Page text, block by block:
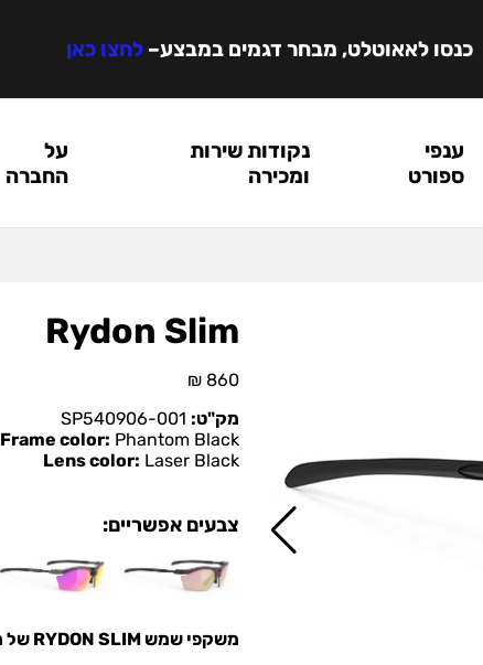
כנסו לאאוטלט, מבחר דגמים במבצע–לחצו כאן
ענפי
ספורט
נקודות שירות
ומכירה
על
החברה
Rydon Slim
₪ 860
מק"ט:
Frame color: Phantom Black
Lens color: Laser Black
צבעים אפשריים:
משקפי שמש